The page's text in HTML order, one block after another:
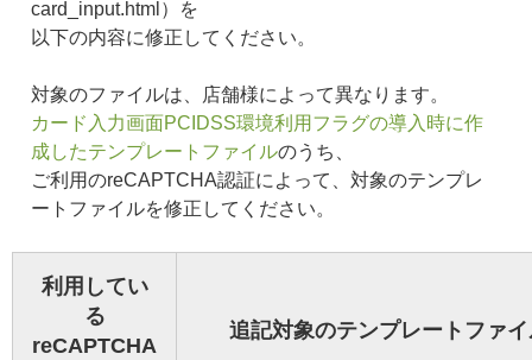
card_input.html）を
以下の内容に修正してください。
対象のファイルは、店舗様によって異なります。
カード入力画面PCIDSS環境利用フラグの導入時に作
成したテンプレートファイルのうち、
ご利用のreCAPTCHA認証によって、対象のテンプレ
ートファイルを修正してください。
利用してい
る
reCAPTCHA
追記対象のテンプレートファ